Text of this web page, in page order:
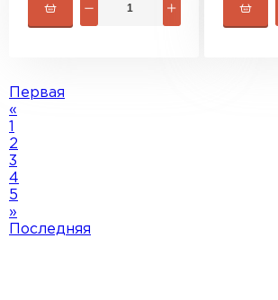
Первая
«
2
3
4
5
»
Последняя